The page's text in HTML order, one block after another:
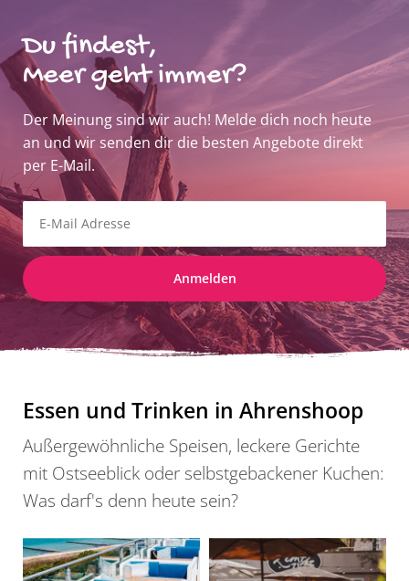
Du findest,
Meer geht immer?
Der Meinung sind wir auch! Melde dich noch heute
an und wir senden dir die besten Angebote direkt
per E-Mail.
Anmelden
Essen und Trinken in Ahrenshoop
Außergewöhnliche Speisen, leckere Gerichte
mit Ostseeblick oder selbstgebackener Kuchen:
Was darf's denn heute sein?